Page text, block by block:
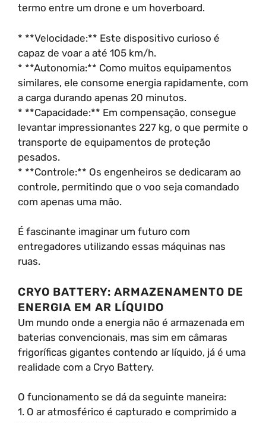
termo entre um drone e um hoverboard.
* **Velocidade:** Este dispositivo curioso é
capaz de voar a até 105 km/h.
* **Autonomia:** Como muitos equipamentos
similares, ele consome energia rapidamente, com
a carga durando apenas 20 minutos.
* **Capacidade:** Em compensação, consegue
levantar impressionantes 227 kg, o que permite o
transporte de equipamentos de proteção
pesados.
* **Controle:** Os engenheiros se dedicaram ao
controle, permitindo que o voo seja comandado
com apenas uma mão.
É fascinante imaginar um futuro com
entregadores utilizando essas máquinas nas
ruas.
CRYO BATTERY: ARMAZENAMENTO DE
ENERGIA EM AR LÍQUIDO
Um mundo onde a energia não é armazenada em
baterias convencionais, mas sim em câmaras
frigoríficas gigantes contendo ar líquido, já é uma
realidade com a Cryo Battery.
O funcionamento se dá da seguinte maneira:
1. O ar atmosférico é capturado e comprimido a